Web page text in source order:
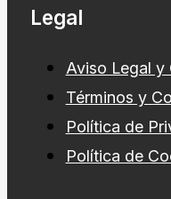
Legal
Aviso Legal y
Términos y
Política de
Política de